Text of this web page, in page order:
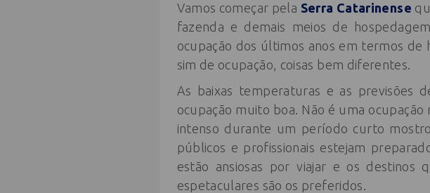
Vamos começar pela Serra Catarinense
fazenda e demais meios de
ocupação dos últimos anos em termos
sim de ocupação, coisas bem diferentes.
As baixas temperaturas e as previsões
ocupação muito boa. Não é uma
intenso durante um período curto
públicos e profissionais estejam
estão ansiosas por viajar e os destinos
espetaculares são os preferidos.